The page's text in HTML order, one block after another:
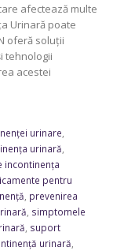
afectează multe
Urinară poate
oferă soluții
tehnologii
acestei
urinare,
urinară,
incontinența
pentru
, prevenirea
, simptomele
, suport
urinară,